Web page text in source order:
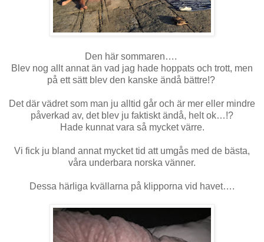
Den här sommaren….
Blev nog allt annat än vad jag hade hoppats och trott, men
på ett sätt blev den kanske ändå bättre!?
Det där vädret som man ju alltid går och är mer eller mindre
påverkad av, det blev ju faktiskt ändå, helt ok…!?
Hade kunnat vara så mycket värre.
Vi fick ju bland annat mycket tid att umgås med de bästa,
våra underbara norska vänner.
Dessa härliga kvällarna på klipporna vid havet….